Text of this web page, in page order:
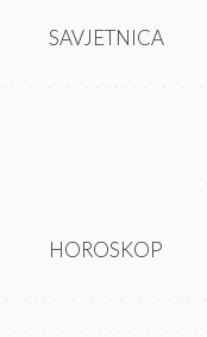
SAVJETNICA
HOROSKOP